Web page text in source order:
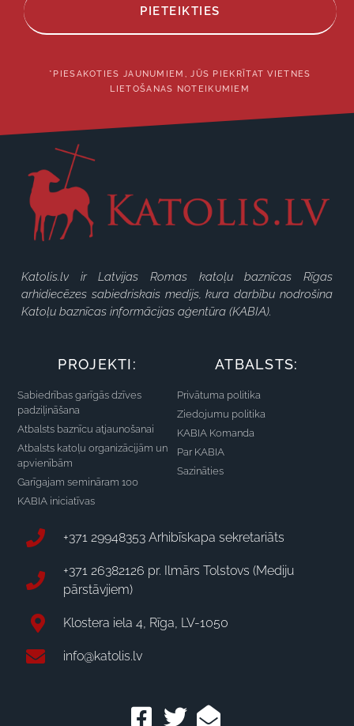
PIETEIKTIES
*PIESAKOTIES JAUNUMIEM, JŪS PIEKRĪTAT VIETNES
LIETOŠANAS NOTEIKUMIEM
Katolis.lv ir Latvijas Romas katoļu baznīcas Rīgas
arhidiecēzes sabiedriskais medijs, kura darbību nodrošina
Katoļu baznīcas informācijas aģentūra (KABIA).
PROJEKTI:
Sabiedrības garīgās dzīves
padziļināšana
Atbalsts baznīcu atjaunošanai
Atbalsts katoļu organizācijām un
apvienībām
Garīgajam semināram 100
KABIA iniciatīvas
ATBALSTS:
Privātuma politika
Ziedojumu politika
KABIA Komanda
Par KABIA
Sazināties
+371 29948353 Arhibīskapa sekretariāts
+371 26382126 pr. Ilmārs Tolstovs (Mediju
pārstāvjiem)
Klostera iela 4, Rīga, LV-1050
info@katolis.lv